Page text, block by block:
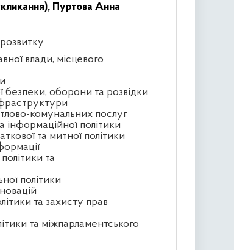
Пуртова Анна
влади, місцевого
безпеки, оборони та розвідки
комунальних послуг
інформаційної політики
та митної політики
та
політики
та захисту прав
та міжпарламентського